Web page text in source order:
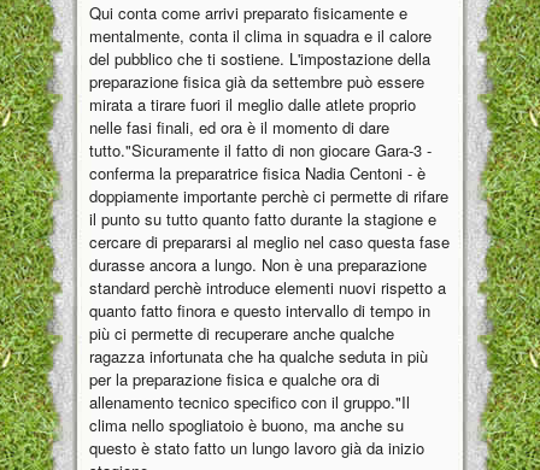
Qui conta come arrivi preparato fisicamente e
mentalmente, conta il clima in squadra e il calore
del pubblico che ti sostiene. L'impostazione della
preparazione fisica già da settembre può essere
mirata a tirare fuori il meglio dalle atlete proprio
nelle fasi finali, ed ora è il momento di dare
tutto."Sicuramente il fatto di non giocare Gara-3 -
conferma la preparatrice fisica Nadia Centoni - è
doppiamente importante perchè ci permette di rifare
il punto su tutto quanto fatto durante la stagione e
cercare di prepararsi al meglio nel caso questa fase
durasse ancora a lungo. Non è una preparazione
standard perchè introduce elementi nuovi rispetto a
quanto fatto finora e questo intervallo di tempo in
più ci permette di recuperare anche qualche
ragazza infortunata che ha qualche seduta in più
per la preparazione fisica e qualche ora di
allenamento tecnico specifico con il gruppo."Il
clima nello spogliatoio è buono, ma anche su
questo è stato fatto un lungo lavoro già da inizio